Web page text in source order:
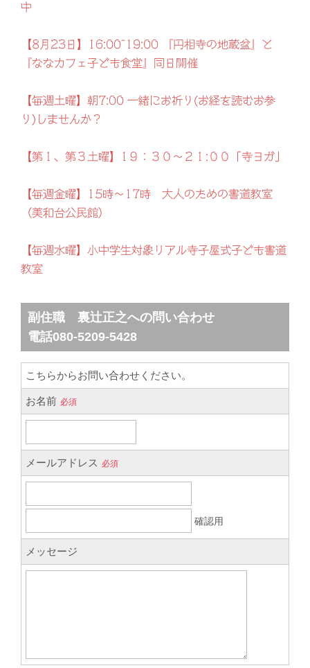
中
【8月23日】16:00~19:00 『円相寺の地蔵盆』と
『ななカフェ子ども食堂』同日開催
【毎週土曜】朝7:00 一緒にお祈り(お経を読むお参
り)しませんか？
【第１、第３土曜】1９：３０～２１:００「寺ヨガ」
【毎週金曜】15時～17時 大人のための書道教室
（美和台公民館）
【毎週水曜】小中学生対象リアル寺子屋式子ども書道
教室